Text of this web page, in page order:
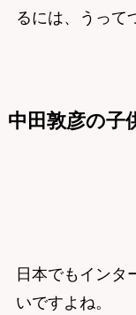
るには、うって
中田敦彦の子
日本でもインタ
いですよね。